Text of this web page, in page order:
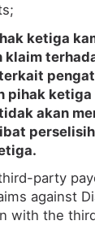
ketiga
klaim
pihak ketiga
akan
party
against
with the